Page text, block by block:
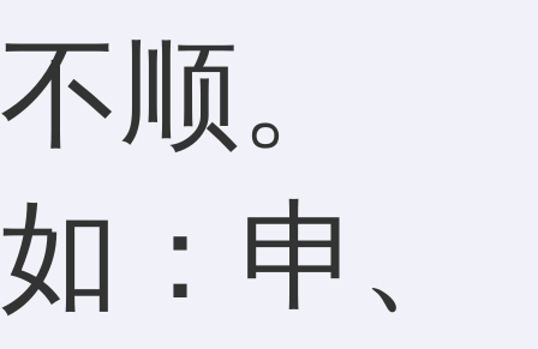
不顺。
如：申、